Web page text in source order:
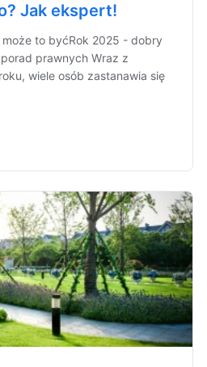
Jak ekspert!
może to byćRok 2025 - dobry
prawnych Wraz z
wiele osób zastanawia się